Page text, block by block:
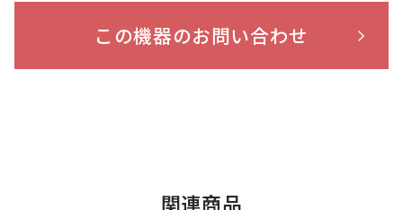
この機器のお問い合わせ
関連商品